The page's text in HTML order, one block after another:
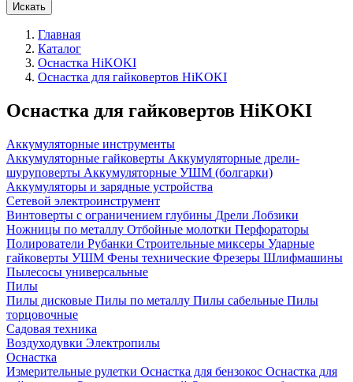
Искать
Главная
Каталог
Оснастка HiKOKI
Оснастка для гайковертов HiKOKI
Оснастка для гайковертов HiKOKI
Аккумуляторные инструменты
Аккумуляторные гайковерты Аккумуляторные дрели-
шуруповерты Аккумуляторные УШМ (болгарки)
Аккумуляторы и зарядные устройства
Сетевой электроинструмент
Винтоверты с ограничением глубины Дрели Лобзики
Ножницы по металлу Отбойные молотки Перфораторы
Полирователи Рубанки Строительные миксеры Ударные
гайковерты УШМ Фены технические Фрезеры Шлифмашины
Пылесосы универсальные
Пилы
Пилы дисковые Пилы по металлу Пилы сабельные Пилы
торцовочные
Садовая техника
Воздуходувки Электропилы
Оснастка
Измерительные рулетки Оснастка для бензокос Оснастка для